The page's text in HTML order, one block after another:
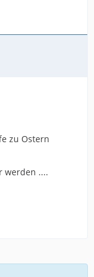
zu Ostern
werden ....